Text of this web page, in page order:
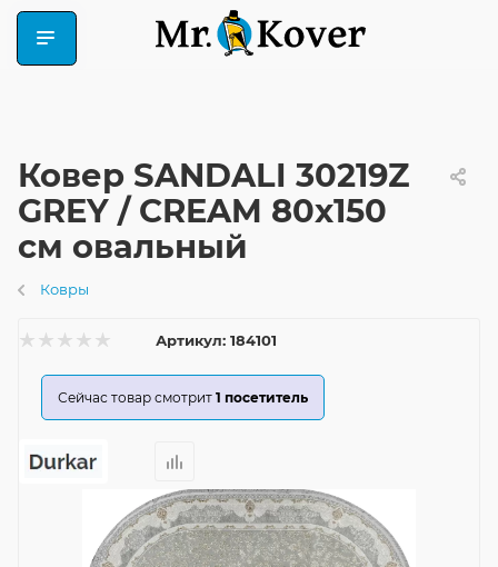
Ковер SANDALI 30219Z
GREY / CREAM 80x150
см овальный
Ковры
Артикул: 184101
Сейчас товар смотрит 1 посетитель